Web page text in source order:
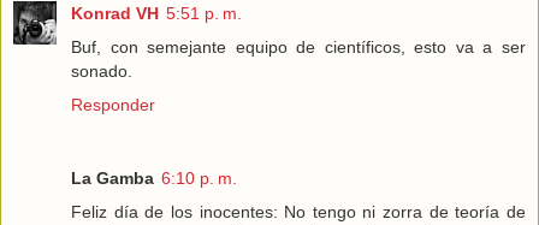
Konrad VH 5:51 p. m.
Buf, con semejante equipo de científicos, esto va a ser
sonado.
Responder
La Gamba 6:10 p. m.
Feliz día de los inocentes: No tengo ni zorra de teoría de